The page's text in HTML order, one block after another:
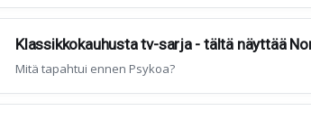
Klassikkokauhusta tv-sarja - tältä näyttää
Mitä tapahtui ennen Psykoa?